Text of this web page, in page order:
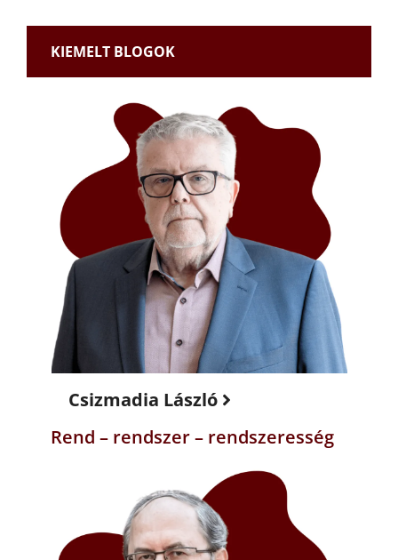
KIEMELT BLOGOK
Csizmadia László
Rend – rendszer – rendszeresség